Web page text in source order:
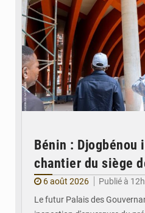
Bénin : Djogbénou
chantier du siège
6 août 2026
Publié à
Le futur Palais des